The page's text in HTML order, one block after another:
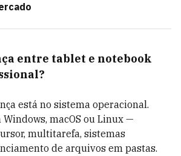
entre tablet e notebook
está no sistema operacional.
macOS ou Linux —
multitarefa, sistemas
de arquivos em pastas.